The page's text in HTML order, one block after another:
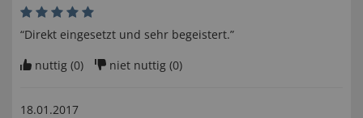
“Direkt eingesetzt und sehr begeistert.”
nuttig (0) niet nuttig (0)
18.01.2017